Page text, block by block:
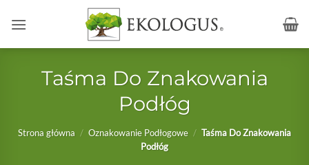
Taśma Do Znakowania
Podłóg
Strona główna / Oznakowanie Podłogowe / Taśma Do Znakowania
Podłóg